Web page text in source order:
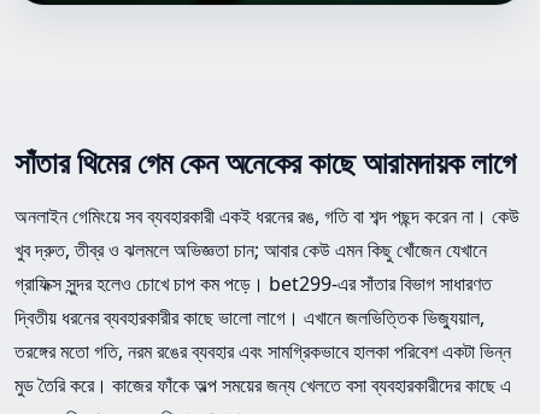
সাঁতার থিমের গেম কেন অনেকের কাছে আরামদায়ক লাগে
অনলাইন গেমিংয়ে সব ব্যবহারকারী একই ধরনের রঙ, গতি বা শব্দ পছন্দ করেন না। কেউ
খুব দ্রুত, তীব্র ও ঝলমলে অভিজ্ঞতা চান; আবার কেউ এমন কিছু খোঁজেন যেখানে
গ্রাফিক্স সুন্দর হলেও চোখে চাপ কম পড়ে। bet299-এর সাঁতার বিভাগ সাধারণত
দ্বিতীয় ধরনের ব্যবহারকারীর কাছে ভালো লাগে। এখানে জলভিত্তিক ভিজ্যুয়াল,
তরঙ্গের মতো গতি, নরম রঙের ব্যবহার এবং সামগ্রিকভাবে হালকা পরিবেশ একটা ভিন্ন
মুড তৈরি করে। কাজের ফাঁকে অল্প সময়ের জন্য খেলতে বসা ব্যবহারকারীদের কাছে এ